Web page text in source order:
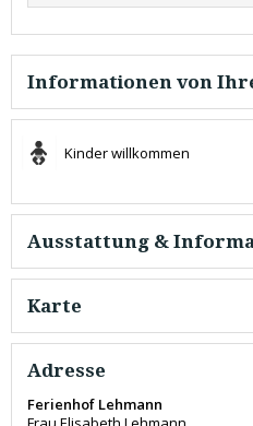
Informationen von
Kinder willkommen
Ausstattung &
Karte
Adresse
Ferienhof Lehmann